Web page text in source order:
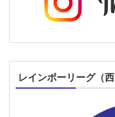
レインボーリーグ（